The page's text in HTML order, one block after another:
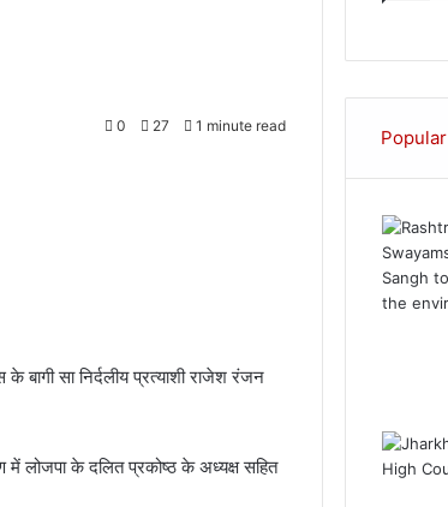
0 27 1 minute read
बागी सा निर्दलीय प्रत्याशी राजेश रंजन
लोजपा के दलित प्रकोष्ठ के अध्यक्ष सहित
Popular